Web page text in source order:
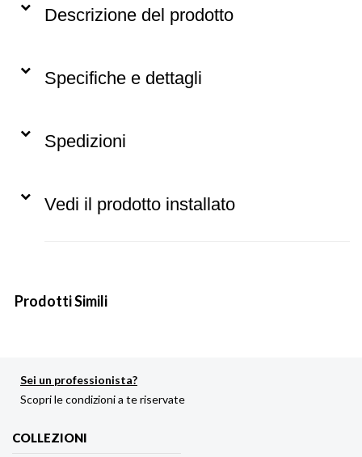
Descrizione del prodotto
Specifiche e dettagli
Spedizioni
Vedi il prodotto installato
Prodotti Simili
Sei un professionista?
Scopri le condizioni a te riservate
COLLEZIONI